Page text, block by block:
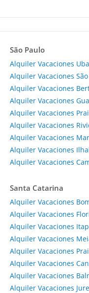
São Paulo
Alquiler Vacaciones
Alquiler Vacaciones
Alquiler Vacaciones
Alquiler Vacaciones
Alquiler Vacaciones
Alquiler Vacaciones
Alquiler Vacaciones
Alquiler Vacaciones
Alquiler Vacaciones
Santa Catarina
Alquiler Vacaciones
Alquiler Vacaciones
Alquiler Vacaciones
Alquiler Vacaciones
Alquiler Vacaciones
Alquiler Vacaciones
Alquiler Vacaciones
Alquiler Vacaciones